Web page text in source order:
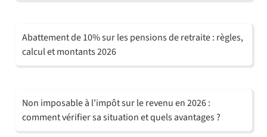
Abattement de 10% sur les pensions de retraite : règles,
calcul et montants 2026
Non imposable à l’impôt sur le revenu en 2026 :
comment vérifier sa situation et quels avantages ?